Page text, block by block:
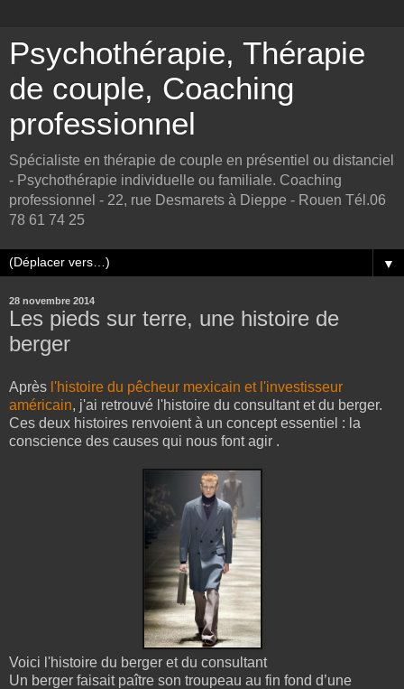
Psychothérapie, Thérapie
de couple, Coaching
professionnel
Spécialiste en thérapie de couple en présentiel ou distanciel
- Psychothérapie individuelle ou familiale. Coaching
professionnel - 22, rue Desmarets à Dieppe - Rouen Tél.06
78 61 74 25
▼
28 novembre 2014
Les pieds sur terre, une histoire de
berger
Après l'histoire du pêcheur mexicain et l'investisseur
américain, j'ai retrouvé l'histoire du consultant et du berger.
Ces deux histoires renvoient à un concept essentiel : la
conscience des causes qui nous font agir .
Voici l'histoire du berger et du consultant
Un berger faisait paître son troupeau au fin fond d’une